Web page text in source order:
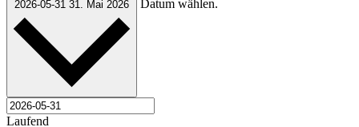
2026-05-31 31. Mai 2026 Datum wählen.
Laufend